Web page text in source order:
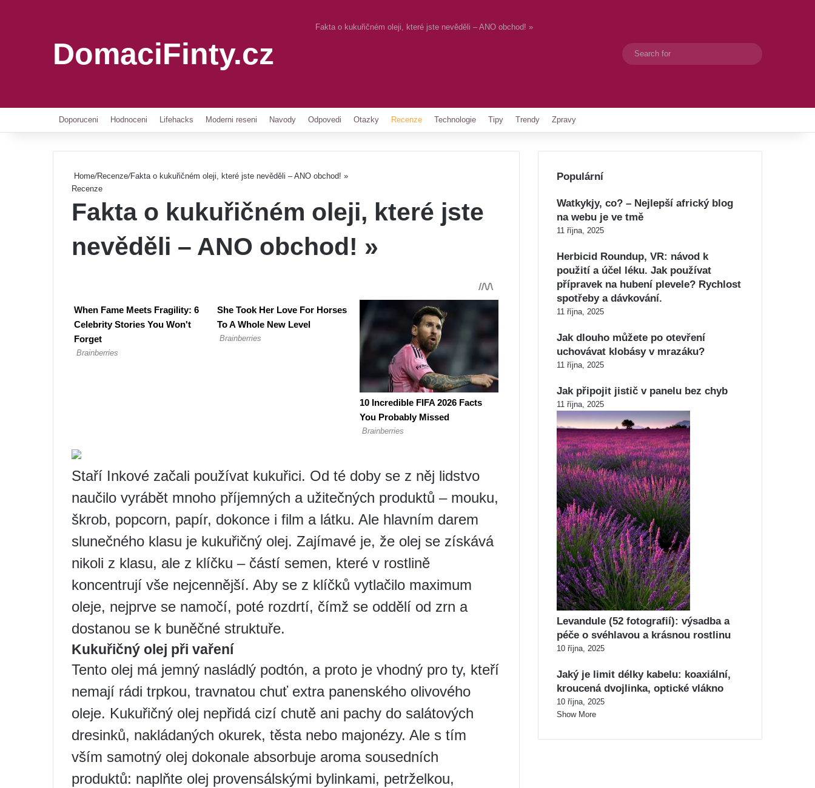
DomaciFinty.cz
Fakta o kukuřičném oleji, které jste nevěděli – ANO obchod! »
Switch skin
Doporuceni Hodnoceni Lifehacks Moderni reseni Navody Odpovedi Otazky Recenze Technologie Tipy Trendy Zpravy
Home/Recenze/Fakta o kukuřičném oleji, které jste nevěděli – ANO obchod! »
Recenze
Fakta o kukuřičném oleji, které jste
nevěděli – ANO obchod! »
Staří Inkové začali používat kukuřici. Od té doby se z něj lidstvo
naučilo vyrábět mnoho příjemných a užitečných produktů – mouku,
škrob, popcorn, papír, dokonce i film a látku. Ale hlavním darem
slunečného klasu je kukuřičný olej. Zajímavé je, že olej se získává
nikoli z klasu, ale z klíčku – částí semen, které v rostlině
koncentrují vše nejcennější. Aby se z klíčků vytlačilo maximum
oleje, nejprve se namočí, poté rozdrtí, čímž se oddělí od zrn a
dostanou se k buněčné struktuře.
Kukuřičný olej při vaření
Tento olej má jemný nasládlý podtón, a proto je vhodný pro ty, kteří
nemají rádi trpkou, travnatou chuť extra panenského olivového
oleje. Kukuřičný olej nepřidá cizí chutě ani pachy do salátových
dresinků, nakládaných okurek, těsta nebo majonézy. Ale s tím
vším samotný olej dokonale absorbuje aroma sousedních
produktů: naplňte olej provensálskými bylinkami, petrželkou,
Populární
Watkykjy, co? – Nejlepší africký blog
na webu je ve tmě
11 října, 2025
Herbicid Roundup, VR: návod k
použití a účel léku. Jak používat
přípravek na hubení plevele? Rychlost
spotřeby a dávkování.
11 října, 2025
Jak dlouho můžete po otevření
uchovávat klobásy v mrazáku?
11 října, 2025
Jak připojit jistič v panelu bez chyb
11 října, 2025
Levandule (52 fotografií): výsadba a
péče o svéhlavou a krásnou rostlinu
10 října, 2025
Jaký je limit délky kabelu: koaxiální,
kroucená dvojlinka, optické vlákno
10 října, 2025
Show More